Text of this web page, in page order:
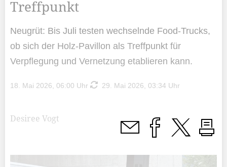
Treffpunkt
Neugrüt: Bis Juli testen wechselnde Food-Trucks,
ob sich der Holz-Pavillon als Treffpunkt für
Verpflegung und Vernetzung etablieren kann.
18. Mai 2026, 06:00 Uhr 29. Mai 2026, 03:34 Uhr
Desiree Vogt